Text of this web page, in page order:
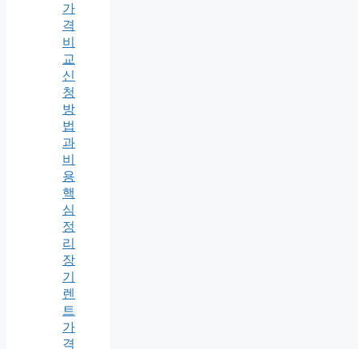
가
격
비
교
신
청
방
법
과
비
용
핵
심
정
리
장
기
렌
트
가
격